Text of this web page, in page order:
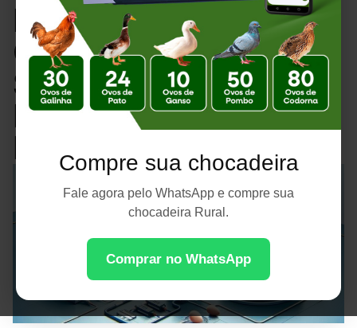
Compre sua chocadeira
Fale agora pelo WhatsApp e compre sua
chocadeira Rural.
Comprar no WhatsApp
Nobreak para
Chocadeira:
Segurança e
Eficiência no
Incubatório